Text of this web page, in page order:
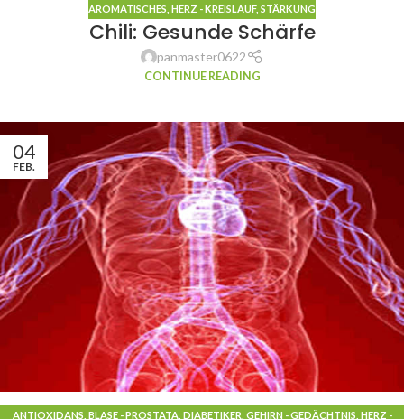
AROMATISCHES HERZ - KREISLAUF, STÄRKUNG
Chili: Gesunde Schärfe
panmaster0622
CONTINUE READING
04
FEB.
ANTIOXIDANS BLASE - PROSTATA, DIABETIKER GEHIRN - GEDÄCHTNIS HERZ -